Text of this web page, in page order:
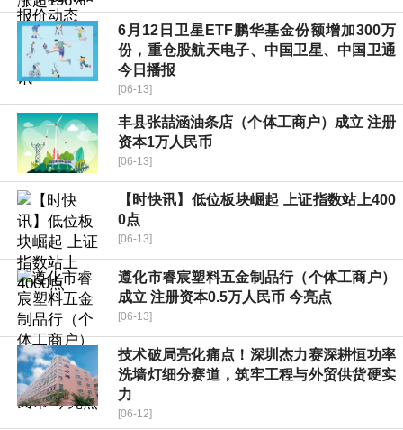
6月12日卫星ETF鹏华基金份额增加300万
份，重仓股航天电子、中国卫星、中国卫通
今日播报
[06-13]
丰县张喆涵油条店（个体工商户）成立 注册
资本1万人民币
[06-13]
【时快讯】低位板块崛起 上证指数站上400
0点
[06-13]
遵化市睿宸塑料五金制品行（个体工商户）
成立 注册资本0.5万人民币 今亮点
[06-13]
技术破局亮化痛点！深圳杰力赛深耕恒功率
洗墙灯细分赛道，筑牢工程与外贸供货硬实
力
[06-12]